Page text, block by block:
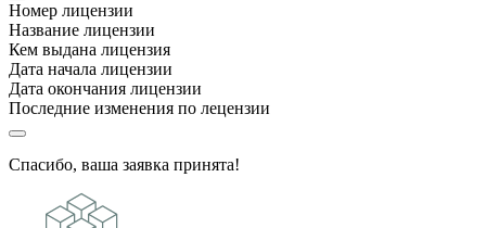
Номер лицензии
Название лицензии
Кем выдана лицензия
Дата начала лицензии
Дата окончания лицензии
Последние изменения по лецензии
Спасибо, ваша заявка принята!